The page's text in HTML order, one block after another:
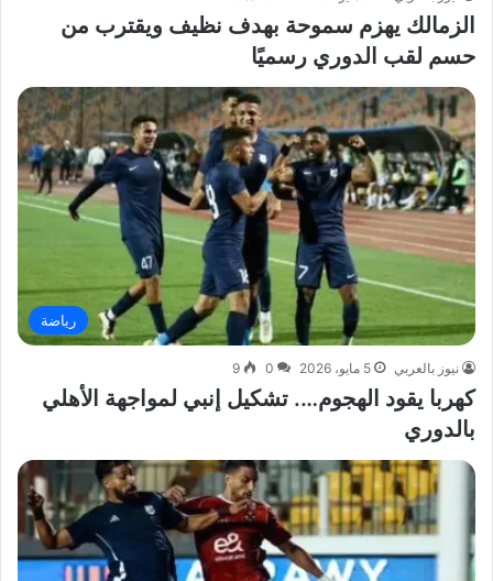
الزمالك يهزم سموحة بهدف نظيف ويقترب من
حسم لقب الدوري رسميًا
رياضة
نيوز بالعربي 5 مايو، 2026 0
9
كهربا يقود الهجوم…. تشكيل إنبي لمواجهة الأهلي
بالدوري